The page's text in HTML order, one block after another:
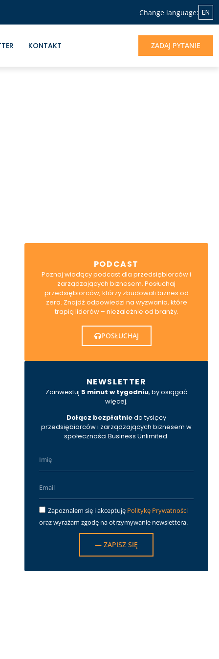
Change language: EN
KONTAKT ZADAJ PYTANIE
PODCAST
Poznaj wiodący podcast dla przedsiębiorców i
zarządzających biznesem. Posłuchaj
przedsiębiorców, którzy zbudowali biznes od
zera. Znajdź odpowiedzi na wyzwania, które
trapią liderów – niezależnie od branży.
POSŁUCHAJ
NEWSLETTER
Zainwestuj 5 minut w tygodniu, by osiągać
więcej.
Dołącz bezpłatniedo tysięcy
przedsiębiorców i zarządzających biznesem w
społeczności Business Unlimited.
Zapoznałem się i akceptuję Politykę Prywatności
oraz wyrażam zgodę na otrzymywanie newslettera.
— ZAPISZ SIĘ